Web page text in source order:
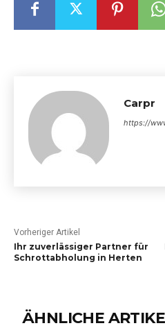
Carpr
https://
Vorheriger Artikel
Ihr zuverlässiger Partner für
Schrottabholung in Herten
ÄHNLICHE